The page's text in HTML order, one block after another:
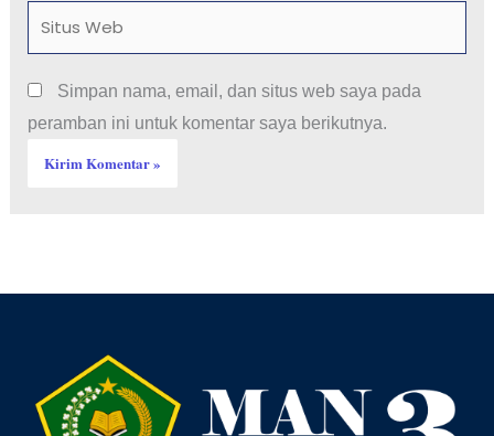
Simpan nama, email, dan situs web saya pada
peramban ini untuk komentar saya berikutnya.